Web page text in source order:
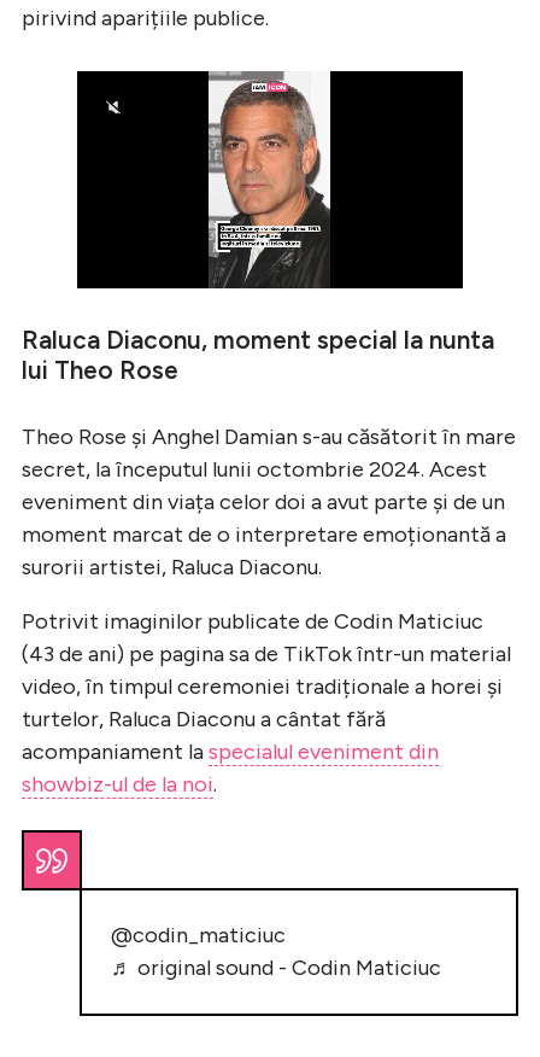
pirivind aparițiile publice.
Raluca Diaconu, moment special la nunta
lui Theo Rose
Theo Rose și Anghel Damian s-au căsătorit în mare
secret, la începutul lunii octombrie 2024. Acest
eveniment din viața celor doi a avut parte și de un
moment marcat de o interpretare emoționantă a
surorii artistei, Raluca Diaconu.
Potrivit imaginilor publicate de Codin Maticiuc
(43 de ani) pe pagina sa de TikTok într-un material
video, în timpul ceremoniei tradiționale a horei și
turtelor, Raluca Diaconu a cântat fără
acompaniament laspecialul eveniment din
showbiz-ul de la noi.
@codin_maticiuc
♬ original sound - Codin Maticiuc